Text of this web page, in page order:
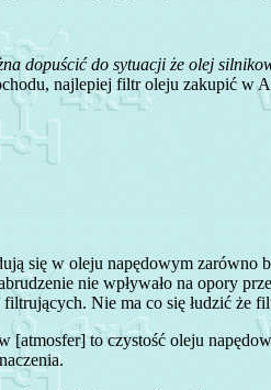
dopuścić do sytuacji że olej
najlepiej filtr oleju zakupić w
się w oleju napędowym zarówno
nie wpływało na opory
Nie ma co się łudzić
to czystość oleju